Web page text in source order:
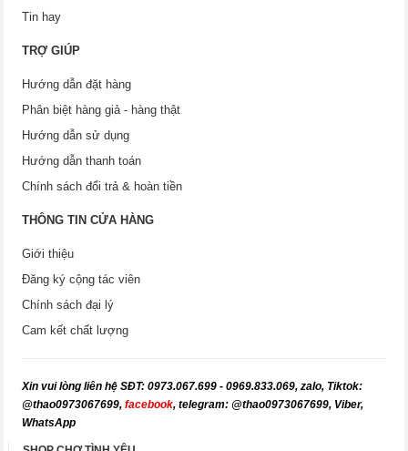
Tin hay
TRỢ GIÚP
Hướng dẫn đặt hàng
Phân biệt hàng giả - hàng thật
Hướng dẫn sử dụng
Hướng dẫn thanh toán
Chính sách đổi trả & hoàn tiền
THÔNG TIN CỬA HÀNG
Giới thiệu
Đăng ký cộng tác viên
Chính sách đại lý
Cam kết chất lượng
Xin vui lòng liên hệ SĐT: 0973.067.699 - 0969.833.069, zalo, Tiktok:
@thao0973067699,facebook, telegram: @thao0973067699, Viber,
WhatsApp